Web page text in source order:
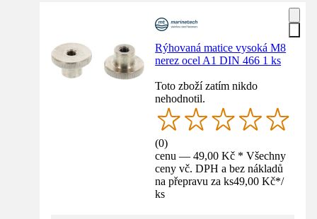
Rýhovaná matice vysoká M8
nerez ocel A1 DIN 466 1 ks
Toto zboží zatím nikdo
nehodnotil.
(0)
cenu — 49,00 Kč * Všechny
ceny vč. DPH a bez nákladů
na přepravu za ks49,00 Kč*/
ks